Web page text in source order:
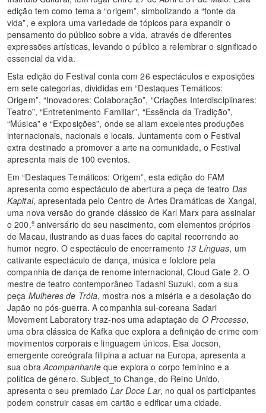
edição tem como tema a “origem”, simbolizando a “fonte da
vida”, e explora uma variedade de tópicos para expandir o
pensamento do público sobre a vida, através de diferentes
expressões artísticas, levando o público a relembrar o significado
essencial da vida.
Esta edição do Festival conta com 26 espectáculos e exposições
em sete categorias, divididas em “Destaques Temáticos:
Origem”, “Inovadores: Colaboração”, “Criações Interdisciplinares:
Teatro”, “Entretenimento Familiar”, “Essência da Tradição”,
“Música” e “Exposições”, onde se aliam excelentes produções
internacionais, nacionais e locais. Juntamente com o Festival
extra destinado a promover a arte na comunidade, o Festival
apresenta mais de 100 eventos.
Em “Destaques Temáticos: Origem”, esta edição do FAM
apresenta como espectáculo de abertura a peça de teatro Das
Kapital, apresentada pelo Centro de Artes Dramáticas de Xangai,
uma nova versão do grande clássico de Karl Marx para assinalar
o 200.º aniversário do seu nascimento, com elementos próprios
de Macau, ilustrando as duas faces do capital recorrendo ao
humor negro. O espectáculo de encerramento 13 Línguas, um
cativante espectáculo de dança, música e folclore pela
companhia de dança de renome internacional, Cloud Gate 2. O
mestre de teatro contemporâneo Tadashi Suzuki, com a sua
peça Mulheres de Tróia, mostra-nos a miséria e a desolação do
Japão no pós-guerra. A companhia sul-coreana Sadari
Movement Laboratory traz-nos uma adaptação de O Processo,
uma obra clássica de Kafka que explora a definição de crime com
movimentos corporais e linguagem únicos. Eisa Jocson,
emergente coreógrafa filipina a actuar na Europa, apresenta a
sua obra Acompanhante que explora o corpo feminino e a
política de género. Subject_to Change, do Reino Unido,
apresenta o seu premiado Lar Doce Lar, no qual os participantes
podem construir casas em cartão e edificar uma cidade.